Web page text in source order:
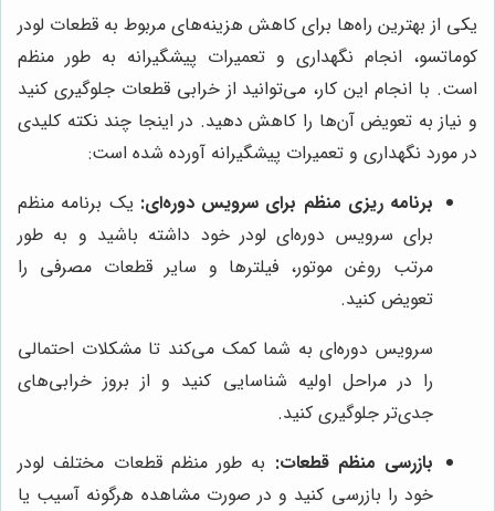
یکی از بهترین راه‌ها برای کاهش هزینه‌های مربوط به قطعات لودر
کوماتسو، انجام نگهداری و تعمیرات پیشگیرانه به طور منظم
است. با انجام این کار، می‌توانید از خرابی قطعات جلوگیری کنید
و نیاز به تعویض آن‌ها را کاهش دهید. در اینجا چند نکته کلیدی
در مورد نگهداری و تعمیرات پیشگیرانه آورده شده است:
برنامه ریزی منظم برای سرویس دوره‌ای: یک برنامه منظم
برای سرویس دوره‌ای لودر خود داشته باشید و به طور
مرتب روغن موتور، فیلترها و سایر قطعات مصرفی را
تعویض کنید.
سرویس دوره‌ای به شما کمک می‌کند تا مشکلات احتمالی
را در مراحل اولیه شناسایی کنید و از بروز خرابی‌های
جدی‌تر جلوگیری کنید.
بازرسی منظم قطعات: به طور منظم قطعات مختلف لودر
خود را بازرسی کنید و در صورت مشاهده هرگونه آسیب یا